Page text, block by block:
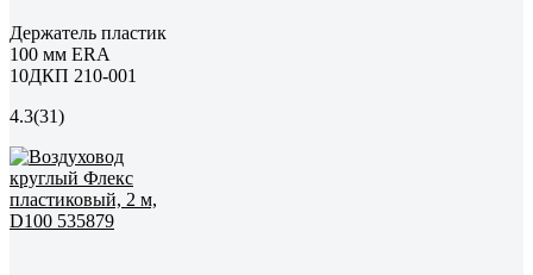
Держатель пластик
100 мм ERA
10ДКП 210-001
4.3(31)